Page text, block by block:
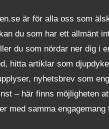
är för alla oss som
du som har ett allmänt
du som nördar ner dig i
hitta artiklar som
nyhetsbrev som
– här finns möjligheten
med samma engagemang